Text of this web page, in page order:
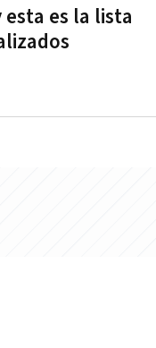
es la lista